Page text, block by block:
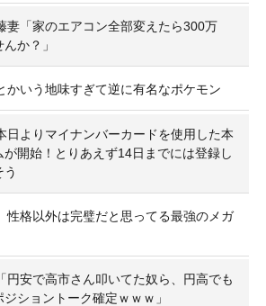
妻「家のエアコン全部変えたら300万
か？」
かいう地味すぎて逆に有名なポケモン
日よりマイナンバーカードを使用した本
が開始！とりあえず14日までには登録し
性格以外は完璧だと思ってる最強のメガ
円安で高市さん叩いてた奴ら、円高でも
ショントーク確定ｗｗｗ」